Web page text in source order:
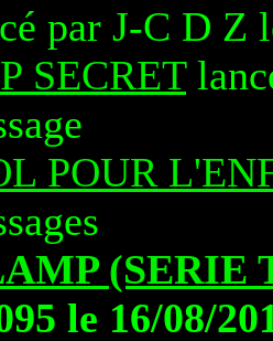
par J-C D Z
SECRET
POUR
(SERIE
le 16/08/